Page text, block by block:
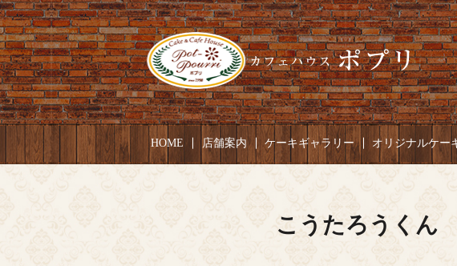
HOME 店舗案内 ケーキギャラリー オリジナルケー
こうたろうくん